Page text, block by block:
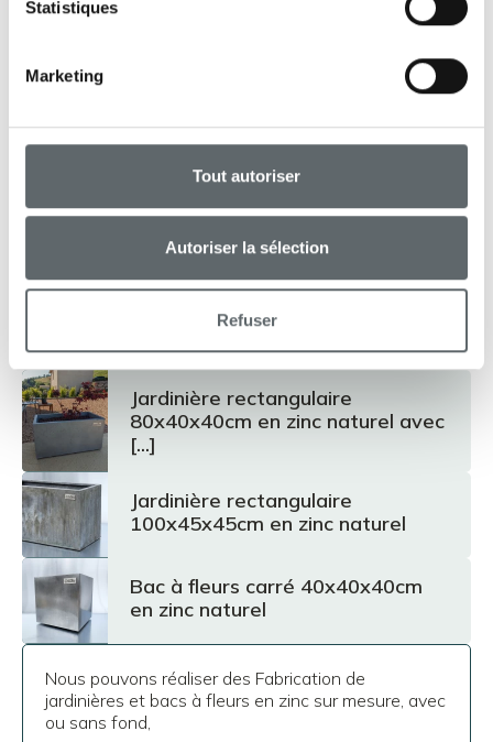
Statistiques
Marketing
Tout autoriser
Autoriser la sélection
Refuser
Avec parois isolantes (Structure isolante et
imputrescible en panneaux polyuréthane rigide
assemblés et collés)
Sans plaque de fond
Sans pied
Autres produits
Jardinière rectangulaire
80x40x40cm en zinc naturel avec
[...]
Jardinière rectangulaire
100x45x45cm en zinc naturel
Bac à fleurs carré 40x40x40cm
en zinc naturel
Nous pouvons réaliser des Fabrication de
jardinières et bacs à fleurs en zinc sur mesure, avec
ou sans fond,